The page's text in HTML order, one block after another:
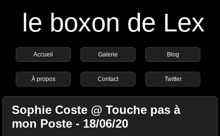
le boxon de Lex
Accueil Galerie Blog
À propos Contact Twitter
Sophie Coste @ Touche pas à
mon Poste - 18/06/20